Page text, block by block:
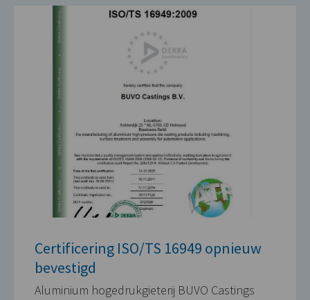
Certificering ISO/TS 16949 opnieuw
bevestigd
Aluminium hogedrukgieterij BUVO Castings